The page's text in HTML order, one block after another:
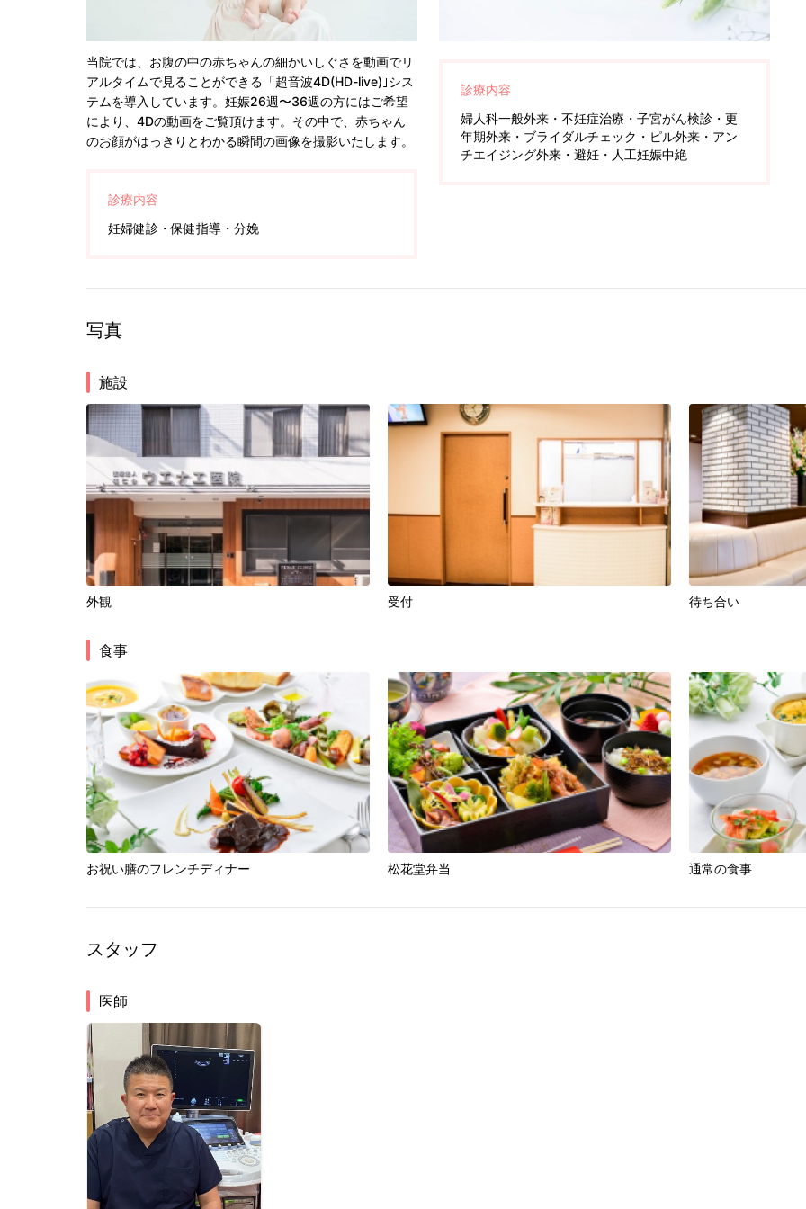
当院では、お腹の中の赤ちゃんの細かいしぐさを動画でリ
アルタイムで見ることができる「超音波4D(HD-live)｣シス
テムを導入しています。妊娠26週〜36週の方にはご希望
により、4Dの動画をご覧頂けます。その中で、赤ちゃん
のお顔がはっきりとわかる瞬間の画像を撮影いたします。
診療内容
妊婦健診・保健指導・分娩
診療内容
婦人科一般外来・不妊症治療・子宮がん検診・更
年期外来・ブライダルチェック・ピル外来・アン
チエイジング外来・避妊・人工妊娠中絶
写真
施設
外観 受付 待ち合い
食事
お祝い膳のフレンチディナー 松花堂弁当 通常の食事
スタッフ
医師